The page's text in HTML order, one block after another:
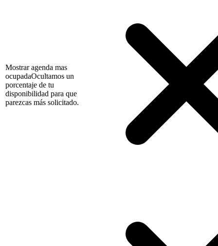
Mostrar agenda mas
ocupadaOcultamos un
porcentaje de tu
disponibilidad para que
parezcas más solicitado.